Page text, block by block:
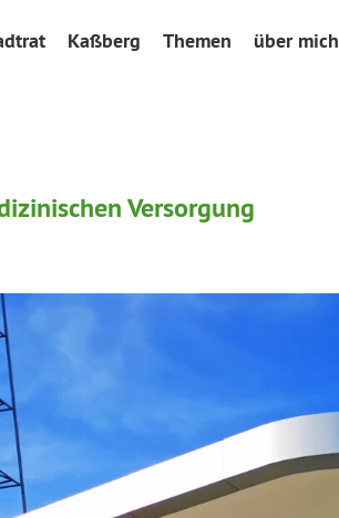
Kaßberg Themen über mich
Versorgung